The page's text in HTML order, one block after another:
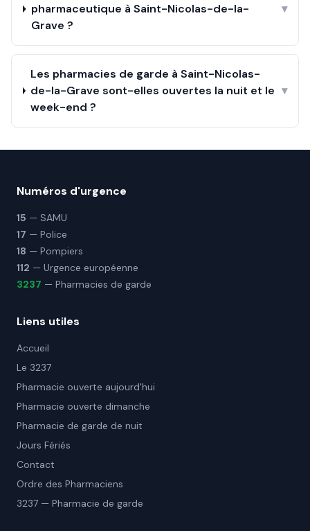
pharmaceutique à Saint-Nicolas-de-la-
Grave ?
▾
Les pharmacies de garde à Saint-Nicolas-
de-la-Grave sont-elles ouvertes la nuit et le
week-end ?
▾
Numéros d'urgence
15 — SAMU
17 — Police
18 — Pompiers
112 — Urgence européenne
3237 — Pharmacies de garde
Liens utiles
Accueil
Le 3237
Pharmacie ouverte aujourd'hui
Pharmacie ouverte dimanche
Pharmacie de garde de nuit
Jours Fériés
Contact
Ordre des Pharmaciens
3237 — Pharmacie de garde